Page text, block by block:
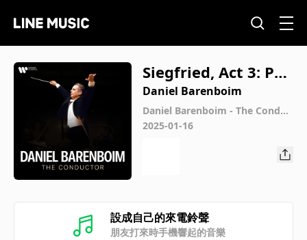
Siegfried, Act 3: Pre
lude
Daniel Barenboim
Daniel Barenboim - The Conduc
tor
2025-01-16
設成自己的來電鈴聲
朋友打來時手機響起的音樂